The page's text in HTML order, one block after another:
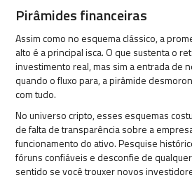
Pirâmides financeiras
Assim como no esquema clássico, a
alto é a principal isca. O que sustenta o
investimento real, mas sim a entrada de
quando o fluxo para, a pirâmide
com tudo.
No universo cripto, esses esquemas
de falta de transparência sobre a
funcionamento do ativo. Pesquise
fóruns confiáveis e desconfie de
sentido se você trouxer novos